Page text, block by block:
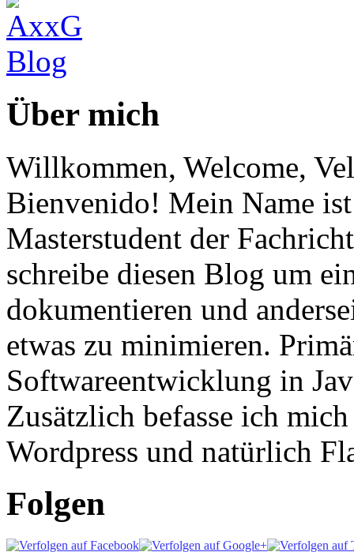
Über mich
Willkommen, Welcome,
Bienvenido! Mein Name
Masterstudent der
schreibe diesen Blog um
dokumentieren und
etwas zu minimieren.
Softwareentwicklung in
Zusätzlich befasse ich
Wordpress und natürlich
Folgen